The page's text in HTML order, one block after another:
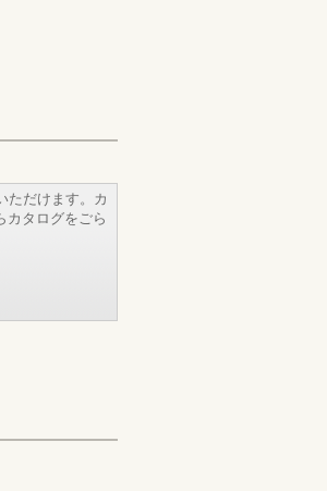
ただけます。カ
カタログをごら